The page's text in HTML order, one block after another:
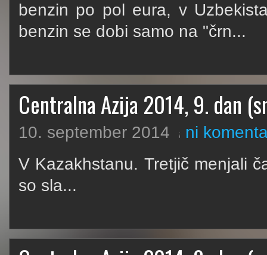
benzin po pol eura, v
benzin se dobi samo na "črn...
Centralna Azija 2014, 9. dan
10. september 2014
ni
V Kazakhstanu. Tretjič menjali
so sla...